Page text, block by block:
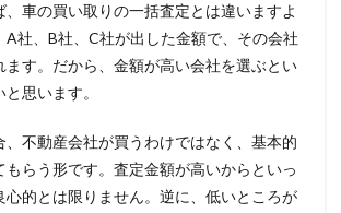
、車の買い取りの一括査定とは違いますよ
A社、B社、C社が出した金額で、その会社
ます。だから、金額が高い会社を選ぶとい
思います。
、不動産会社が買うわけではなく、基本的
もらう形です。査定金額が高いからといっ
心的とは限りません。逆に、低いところが